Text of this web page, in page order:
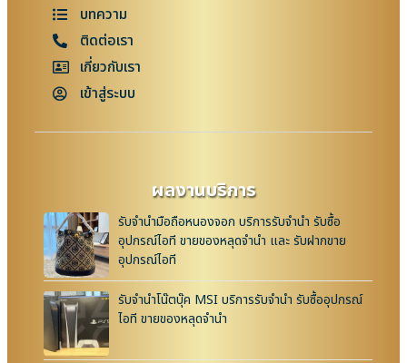
บทความ
ติดต่อเรา
เกี่ยวกับเรา
เข้าสู่ระบบ
ผลงานบริการ
รับจำนำมือถือหนองจอก บริการรับจำนำ รับซื้อ
อุปกรณ์ไอที ขายของหลุดจำนำ และ รับฝากขาย
อุปกรณ์ไอที
รับจำนำโน๊ตบุ๊ค MSI บริการรับจำนำ รับซื้ออุปกรณ์
ไอที ขายของหลุดจำนำ